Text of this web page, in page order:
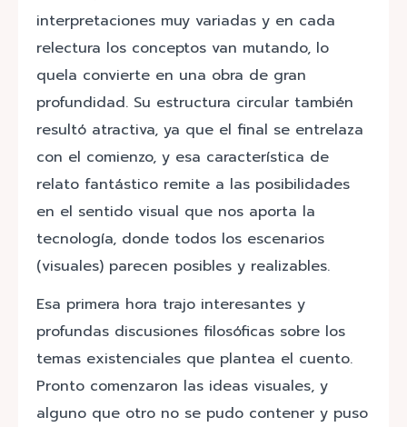
interpretaciones muy variadas y en cada
relectura los conceptos van mutando, lo
quela convierte en una obra de gran
profundidad. Su estructura circular también
resultó atractiva, ya que el final se entrelaza
con el comienzo, y esa característica de
relato fantástico remite a las posibilidades
en el sentido visual que nos aporta la
tecnología, donde todos los escenarios
(visuales) parecen posibles y realizables.
Esa primera hora trajo interesantes y
profundas discusiones filosóficas sobre los
temas existenciales que plantea el cuento.
Pronto comenzaron las ideas visuales, y
alguno que otro no se pudo contener y puso